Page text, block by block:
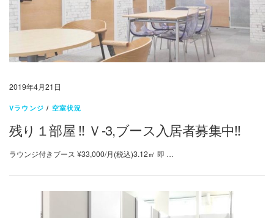
2019年4月21日
Vラウンジ / 空室状況
残り１部屋 ‼︎ Ｖ-3,ブース入居者募集中‼︎
ラウンジ付きブース ¥33,000/月(税込)3.12㎡ 即 …